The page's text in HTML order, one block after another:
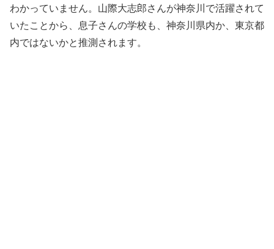
わかっていません。山際大志郎さんが神奈川で活躍されて
いたことから、息子さんの学校も、神奈川県内か、東京都
内ではないかと推測されます。